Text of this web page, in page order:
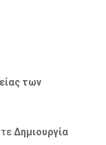
των
Δημιουργία